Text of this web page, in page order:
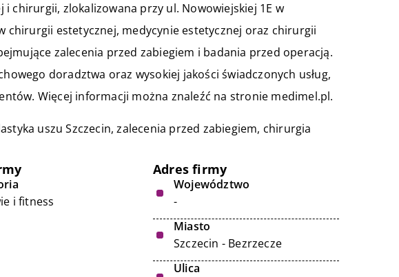
chirurgii, zlokalizowana przy ul. Nowowiejskiej 1E w
chirurgii estetycznej, medycynie estetycznej oraz chirurgii
zalecenia przed zabiegiem i badania przed operacją.
doradztwa oraz wysokiej jakości świadczonych usług,
Więcej informacji można znaleźć na stronie medimel.pl.
uszu Szczecin, zalecenia przed zabiegiem, chirurgia
i fitness
Adres firmy
Województwo
-
Miasto
Szczecin - Bezrzecze
Ulica